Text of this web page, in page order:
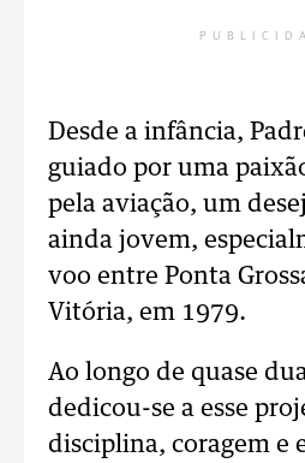
Desde a infância,
guiado por uma
pela aviação, um
ainda jovem,
voo entre Ponta
Vitória, em 1979.
Ao longo de quase
dedicou-se a esse
disciplina, coragem e